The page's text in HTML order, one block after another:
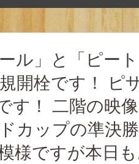
ル」と「ピー
開栓です！ ピ
す！ 二階の映
カップの準決
様ですが本日